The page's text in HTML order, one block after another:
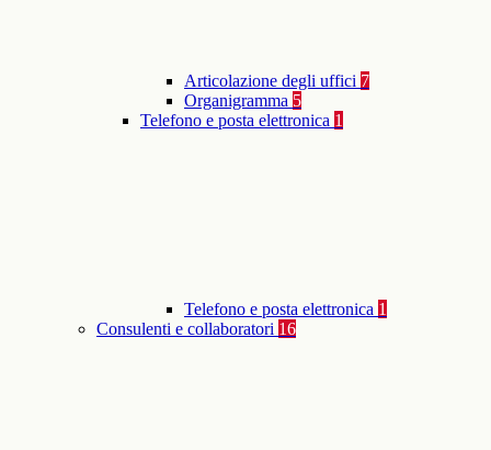
Articolazione degli uffici 7
Organigramma 5
Telefono e posta elettronica 1
Telefono e posta elettronica 1
Consulenti e collaboratori 16